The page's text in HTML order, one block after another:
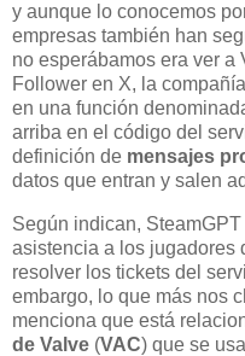
y aunque lo conocemos
empresas también han
no esperábamos era ver a
Follower en X, la
en una función
arriba en el código del
definición de mensajes
datos que entran y salen
Según indican,
asistencia a los jugadores
resolver los tickets del
embargo, lo que más nos
menciona que está
de Valve (VAC) que se